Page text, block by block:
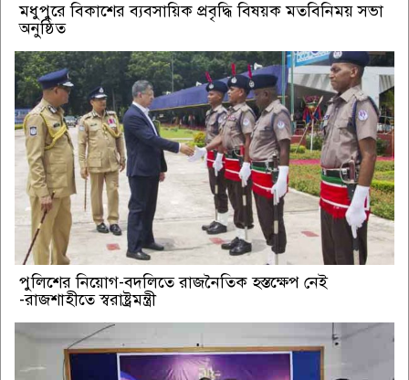
মধুপুরে বিকাশের ব্যবসায়িক প্রবৃদ্ধি বিষয়ক মতবিনিময় সভা
অনুষ্ঠিত
পুলিশের নিয়োগ-বদলিতে রাজনৈতিক হস্তক্ষেপ নেই
-রাজশাহীতে স্বরাষ্ট্রমন্ত্রী